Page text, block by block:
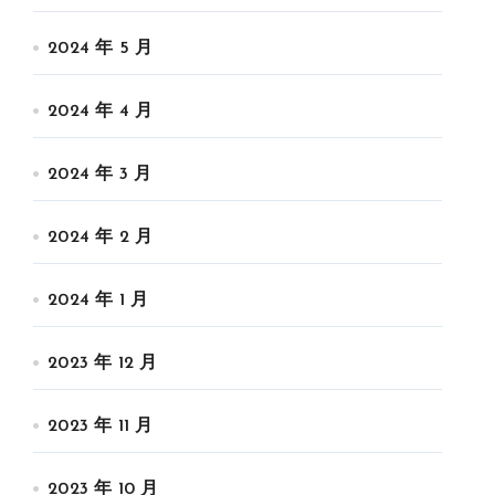
2024 年 5 月
2024 年 4 月
2024 年 3 月
2024 年 2 月
2024 年 1 月
2023 年 12 月
2023 年 11 月
2023 年 10 月